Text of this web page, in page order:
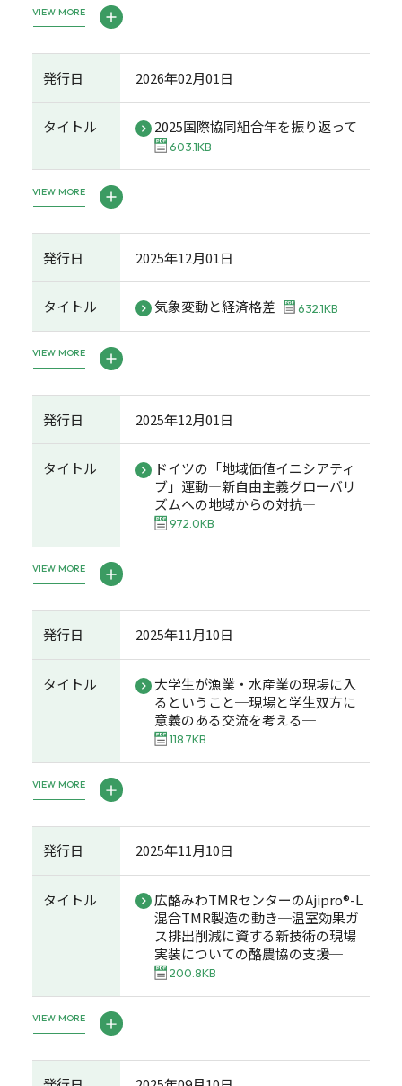
VIEW MORE
発行日 2026年02月01日
タイトル 2025国際協同組合年を振り返って
603.1KB
VIEW MORE
発行日 2025年12月01日
タイトル 気象変動と経済格差 632.1KB
VIEW MORE
発行日 2025年12月01日
タイトル
ドイツの「地域価値イニシアティ
ブ」運動―新自由主義グローバリ
ズムへの地域からの対抗―
972.0KB
VIEW MORE
発行日 2025年11月10日
タイトル
大学生が漁業・水産業の現場に入
るということ─現場と学生双方に
意義のある交流を考える─
118.7KB
VIEW MORE
発行日 2025年11月10日
タイトル
広酪みわTMRセンターのAjipro®-L
混合TMR製造の動き─温室効果ガ
ス排出削減に資する新技術の現場
実装についての酪農協の支援─
200.8KB
VIEW MORE